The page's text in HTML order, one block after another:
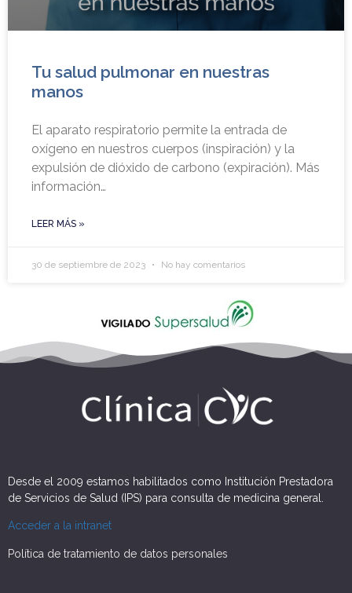
Tu salud pulmonar en nuestras
manos
El aparato respiratorio permite la entrada de
oxígeno en nuestros cuerpos (inspiración) y la
expulsión de dióxido de carbono (expiración). Más
información…
LEER MÁS »
30 de septiembre de 2023 No hay comentarios
Desde el 2009 estamos habilitados como Institución Prestadora
de Servicios de Salud (IPS) para consulta de medicina general.
Acceder a la intranet
Política de tratamiento de datos personales